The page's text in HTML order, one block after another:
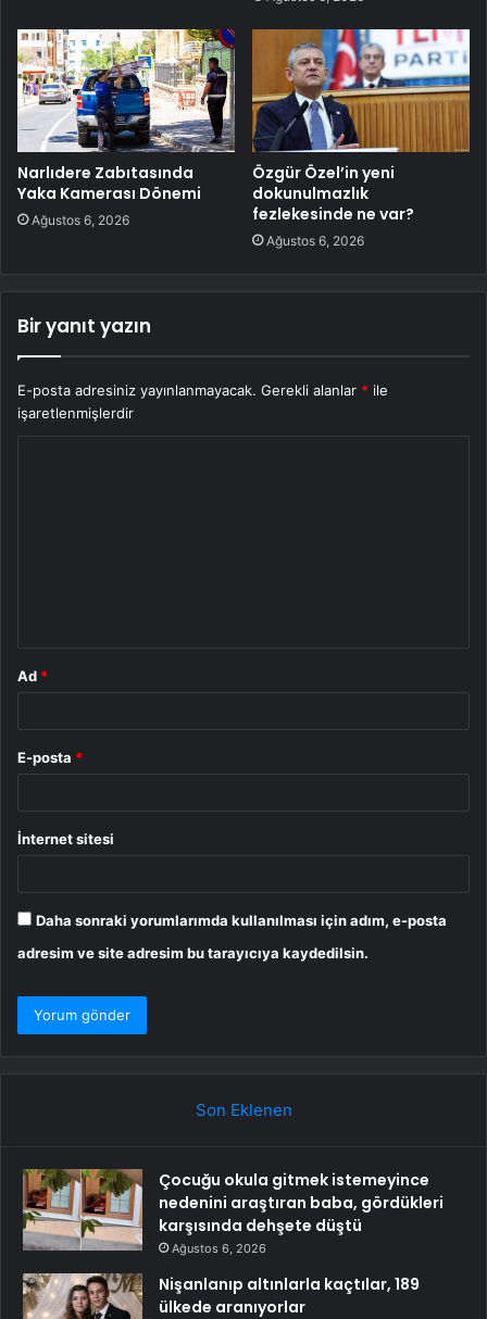
Narlıdere Zabıtasında
Yaka Kamerası Dönemi
Ağustos 6, 2026
Özgür Özel’in yeni
dokunulmazlık
fezlekesinde ne var?
Ağustos 6, 2026
Bir yanıt yazın
E-posta adresiniz yayınlanmayacak. Gerekli alanlar * ile
işaretlenmişlerdir
Ad *
E-posta *
İnternet sitesi
Daha sonraki yorumlarımda kullanılması için adım, e-posta
adresim ve site adresim bu tarayıcıya kaydedilsin.
Son Eklenen
Çocuğu okula gitmek istemeyince
nedenini araştıran baba, gördükleri
karşısında dehşete düştü
Ağustos 6, 2026
Nişanlanıp altınlarla kaçtılar, 189
ülkede aranıyorlar